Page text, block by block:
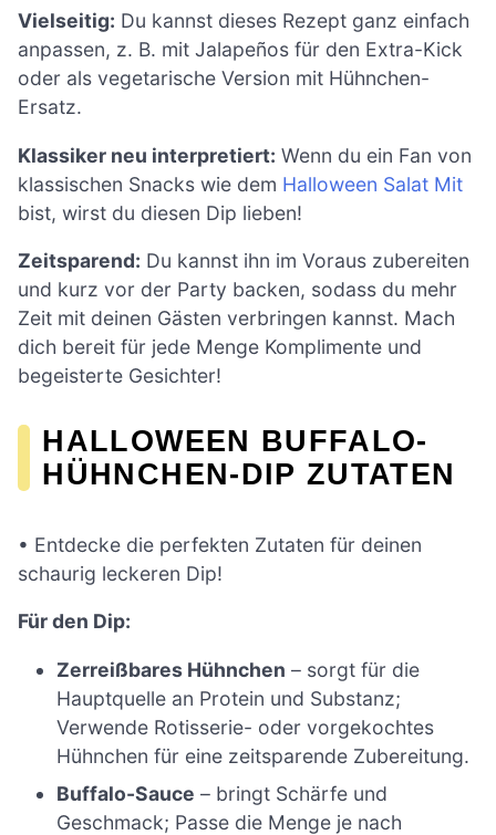
Vielseitig: Du kannst dieses Rezept ganz einfach
anpassen, z. B. mit Jalapeños für den Extra-Kick
oder als vegetarische Version mit Hühnchen-
Ersatz.
Klassiker neu interpretiert: Wenn du ein Fan von
klassischen Snacks wie dem Halloween Salat Mit
bist, wirst du diesen Dip lieben!
Zeitsparend: Du kannst ihn im Voraus zubereiten
und kurz vor der Party backen, sodass du mehr
Zeit mit deinen Gästen verbringen kannst. Mach
dich bereit für jede Menge Komplimente und
begeisterte Gesichter!
HALLOWEEN BUFFALO-
HÜHNCHEN-DIP ZUTATEN
• Entdecke die perfekten Zutaten für deinen
schaurig leckeren Dip!
Für den Dip:
Zerreißbares Hühnchen – sorgt für die
Hauptquelle an Protein und Substanz;
Verwende Rotisserie- oder vorgekochtes
Hühnchen für eine zeitsparende Zubereitung.
Buffalo-Sauce – bringt Schärfe und
Geschmack; Passe die Menge je nach